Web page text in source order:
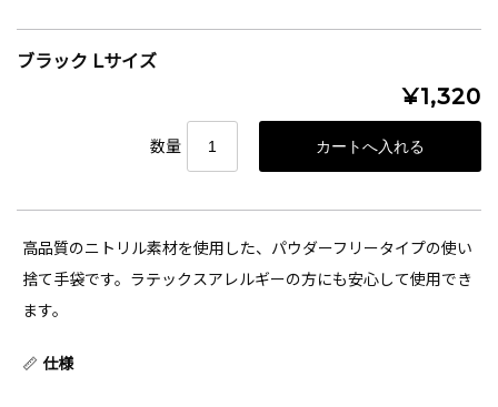
ブラック Lサイズ
¥1,320
数量
高品質のニトリル素材を使用した、パウダーフリータイプの使い
捨て手袋です。ラテックスアレルギーの方にも安心して使用でき
ます。
📏 仕様